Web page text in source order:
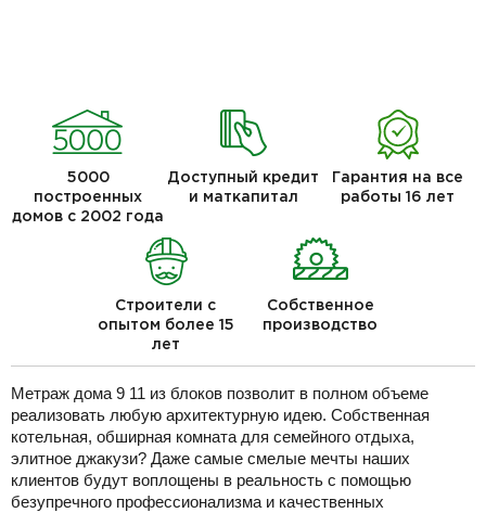
5000
построенных
домов с 2002 года
Доступный кредит
и маткапитал
Гарантия на все
работы 16 лет
Строители с
опытом более 15
лет
Собственное
производство
Метраж дома 9 11 из блоков позволит в полном объеме
реализовать любую архитектурную идею. Собственная
котельная, обширная комната для семейного отдыха,
элитное джакузи? Даже самые смелые мечты наших
клиентов будут воплощены в реальность с помощью
безупречного профессионализма и качественных